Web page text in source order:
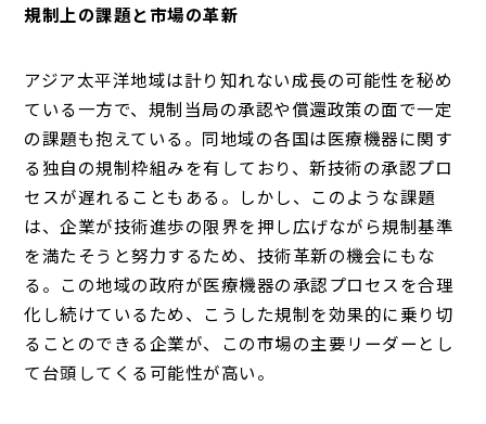
規制上の課題と市場の革新
アジア太平洋地域は計り知れない成長の可能性を秘め
ている一方で、規制当局の承認や償還政策の面で一定
の課題も抱えている。同地域の各国は医療機器に関す
る独自の規制枠組みを有しており、新技術の承認プロ
セスが遅れることもある。しかし、このような課題
は、企業が技術進歩の限界を押し広げながら規制基準
を満たそうと努力するため、技術革新の機会にもな
る。この地域の政府が医療機器の承認プロセスを合理
化し続けているため、こうした規制を効果的に乗り切
ることのできる企業が、この市場の主要リーダーとし
て台頭してくる可能性が高い。